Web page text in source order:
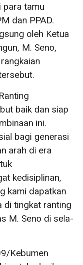
tamu
dan PPAD.
oleh Ketua
M. Seno,
baik dan siap
ini.
bagi generasi
arah di era
kedisiplinan,
kami dapatkan
di tingkat ranting
M. Seno di sela-
Kebumen